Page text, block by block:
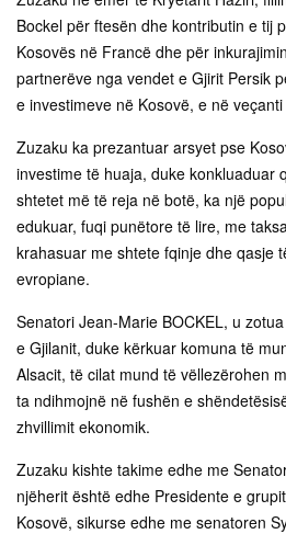
Bockel për ftesën dhe kontributin e tij
Kosovës në Francë dhe për
partnerëve nga vendet e Gjirit Persik
e investimeve në Kosovë, e në
Zuzaku ka prezantuar arsyet pse
investime të huaja, duke konkluaduar
shtetet më të reja në botë, ka një
edukuar, fuqi punëtore të lire, me
krahasuar me shtete fqinje dhe qasje
evropiane.
Senatori Jean-Marie BOCKEL, u
e Gjilanit, duke kërkuar komuna të
Alsacit, të cilat mund të vëllezërohen
ta ndihmojnë në fushën e
zhvillimit ekonomik.
Zuzaku kishte takime edhe me
njëherit është edhe Presidente e
Kosovë, sikurse edhe me senatoren